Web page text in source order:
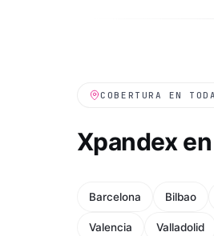
COBERTURA EN
Xpandex
Barcelona Bilbao
Valencia Valladolid